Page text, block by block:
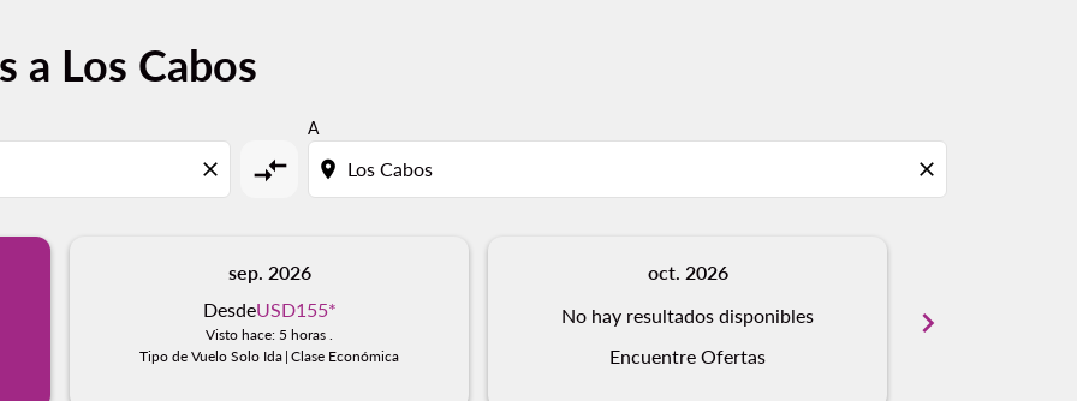
a Los Cabos
close compare_arrows
A
location_on close
sep. 2026
DesdeUSD155*
Visto hace: 5 horas .
Tipo de Vuelo Solo Ida | Clase Económica
oct. 2026
No hay resultados disponibles
Encuentre Ofertas
chevron_right